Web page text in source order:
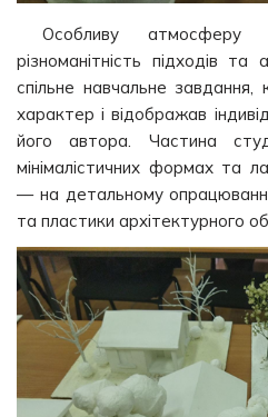
Особливу атмосферу
різноманітність підходів
спільне навчальне
характер і відображав
його автора. Частина
мінімалістичних формах та
— на детальному
та пластики архітектурного